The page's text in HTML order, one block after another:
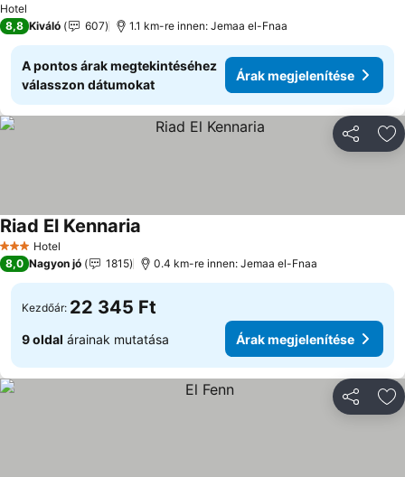
Hotel
8,8 Kiváló 607 1.1 km-re innen: Jemaa el-Fnaa
A pontos árak megtekintéséhez
válasszon dátumokat
Árak megjelenítése
3 Kategória
Hotel
Riad El Kennaria
8,0 Nagyon jó 1815 0.4 km-re innen: Jemaa el-Fnaa
Kezdőár: 22 345 Ft
9 oldal árainak mutatása Árak megjelenítése